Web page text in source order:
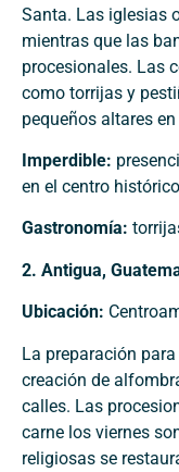
Santa. Las iglesias
mientras que las
procesionales. Las
como torrijas y
pequeños altares
Imperdible:
en el centro
Gastronomía:
2. Antigua,
Ubicación:
La preparación
creación de
calles. Las
carne los viernes
religiosas se